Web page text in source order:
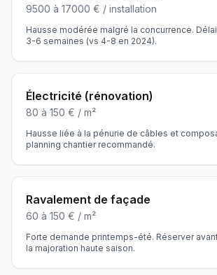
9500 à 17000 € / installation
Hausse modérée malgré la concurrence.
3-6 semaines (vs 4-8 en 2024).
Électricité (rénovation)
80 à 150 € / m²
Hausse liée à la pénurie de câbles et
planning chantier recommandé.
Ravalement de façade
60 à 150 € / m²
Forte demande printemps-été. Réserver
la majoration haute saison.